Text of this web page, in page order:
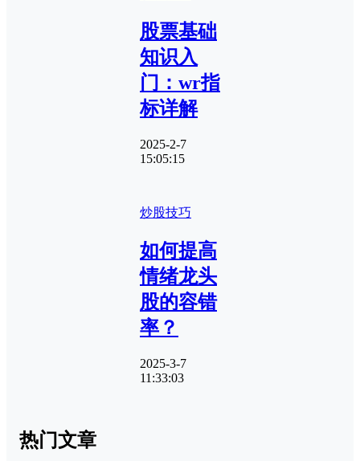
股票基础
知识入
门：wr指
标详解
2025-2-7
15:05:15
炒股技巧
如何提高
情绪龙头
股的容错
率？
2025-3-7
11:33:03
热门文章